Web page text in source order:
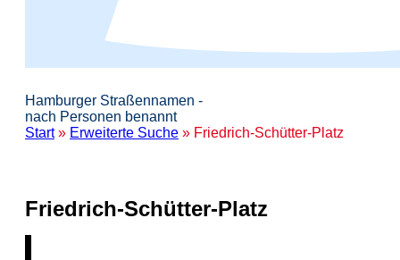
Hamburger Straßennamen -
nach Personen benannt
Start» Erweiterte Suche » Friedrich-Schütter-Platz
Friedrich-Schütter-Platz